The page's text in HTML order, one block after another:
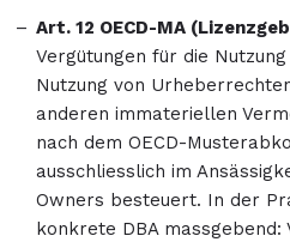
Art. 12 OECD-MA
Vergütungen für die
Nutzung von
anderen immateriellen
nach dem OECD-
ausschliesslich im
Owners besteuert. In der
konkrete DBA massgebend: